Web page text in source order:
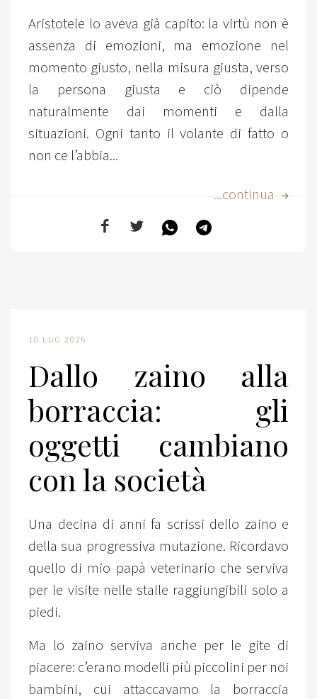
Aristotele lo aveva già capito: la virtù non è
assenza di emozioni, ma emozione nel
momento giusto, nella misura giusta, verso
la persona giusta e ciò dipende
naturalmente dai momenti e dalla
situazioni. Ogni tanto il volante di fatto o
non ce l’abbia...
...continua
10 LUG 2026
Dallo zaino alla
borraccia: gli
oggetti cambiano
con la società
Una decina di anni fa scrissi dello zaino e
della sua progressiva mutazione. Ricordavo
quello di mio papà veterinario che serviva
per le visite nelle stalle raggiungibili solo a
piedi.
Ma lo zaino serviva anche per le gite di
piacere: c’erano modelli più piccolini per noi
bambini, cui attaccavamo la borraccia